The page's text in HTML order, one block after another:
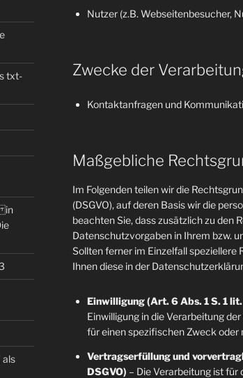
txt-
in
als
Nutzer (z.B. Webseitenbesucher,
Zwecke der
Kontaktanfragen und
Maßgebliche
Im Folgenden teilen wir die
(DSGVO), auf deren Basis wir die
beachten Sie, dass zusätzlich zu den
Datenschutzvorgaben in Ihrem bzw.
Sollten ferner im Einzelfall speziellere
Ihnen diese in der
Einwilligung (Art. 6 Abs. 1 S. 1 lit.
Einwilligung in die Verarbeitung
für einen spezifischen Zweck
Vertragserfüllung und
DSGVO) – Die Verarbeitung ist für